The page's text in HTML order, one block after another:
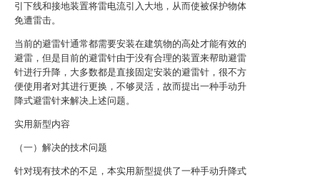
引下线和接地装置将雷电流引入大地，从而使被保护物体
免遭雷击。
当前的避雷针通常都需要安装在建筑物的高处才能有效的
避雷，但是目前的避雷针由于没有合理的装置来帮助避雷
针进行升降，大多数都是直接固定安装的避雷针，很不方
便使用者对其进行更换，不够灵活，故而提出一种手动升
降式避雷针来解决上述问题。
实用新型内容
（一）解决的技术问题
针对现有技术的不足，本实用新型提供了一种手动升降式